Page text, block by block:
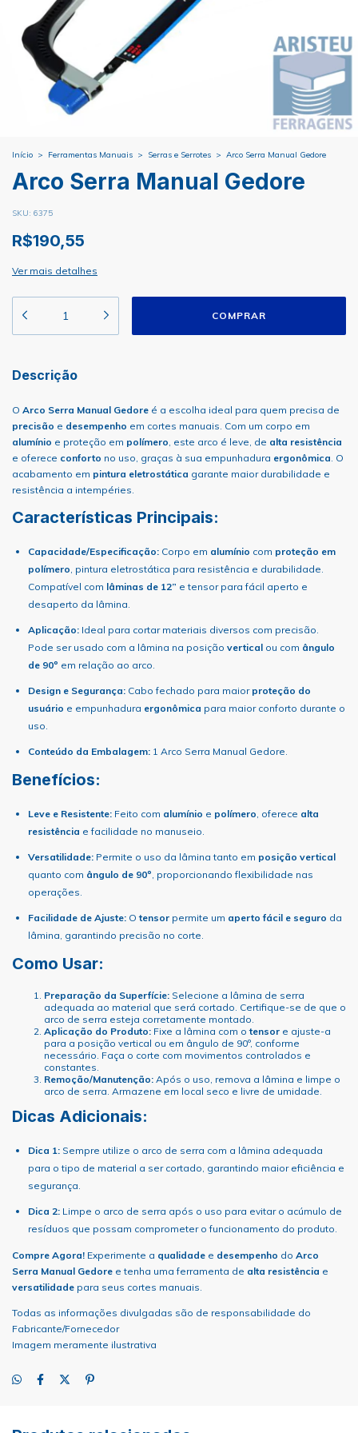
Início > Ferramentas Manuais > Serras e Serrotes > Arco Serra Manual Gedore
Arco Serra Manual Gedore
SKU: 6375
R$190,55
Ver mais detalhes
Descrição
O Arco Serra Manual Gedore é a escolha ideal para quem precisa de
precisão e desempenho em cortes manuais. Com um corpo em
alumínio e proteção em polímero, este arco é leve, de alta resistência
e oferece conforto no uso, graças à sua empunhadura ergonômica. O
acabamento em pintura eletrostática garante maior durabilidade e
resistência a intempéries.
Características Principais:
Capacidade/Especificação: Corpo em alumínio com proteção em
polímero, pintura eletrostática para resistência e durabilidade.
Compatível com lâminas de 12” e tensor para fácil aperto e
desaperto da lâmina.
Aplicação: Ideal para cortar materiais diversos com precisão.
Pode ser usado com a lâmina na posição vertical ou com ângulo
de 90º em relação ao arco.
Design e Segurança: Cabo fechado para maior proteção do
usuário e empunhadura ergonômica para maior conforto durante o
uso.
Conteúdo da Embalagem: 1 Arco Serra Manual Gedore.
Benefícios:
Leve e Resistente: Feito com alumínio e polímero, oferece alta
resistência e facilidade no manuseio.
Versatilidade: Permite o uso da lâmina tanto em posição vertical
quanto com ângulo de 90º, proporcionando flexibilidade nas
operações.
Facilidade de Ajuste: Otensor permite um aperto fácil e seguro da
lâmina, garantindo precisão no corte.
Como Usar:
Preparação da Superfície: Selecione a lâmina de serra
adequada ao material que será cortado. Certifique-se de que o
arco de serra esteja corretamente montado.
Aplicação do Produto: Fixe a lâmina com otensor e ajuste-a
para a posição vertical ou em ângulo de 90º, conforme
necessário. Faça o corte com movimentos controlados e
constantes.
Remoção/Manutenção: Após o uso, remova a lâmina e limpe o
arco de serra. Armazene em local seco e livre de umidade.
Dicas Adicionais:
Dica 1: Sempre utilize o arco de serra com a lâmina adequada
para o tipo de material a ser cortado, garantindo maior eficiência e
segurança.
Dica 2: Limpe o arco de serra após o uso para evitar o acúmulo de
resíduos que possam comprometer o funcionamento do produto.
Compre Agora! Experimente a qualidade e desempenho do Arco
Serra Manual Gedore e tenha uma ferramenta de alta resistência e
versatilidade para seus cortes manuais.
Todas as informações divulgadas são de responsabilidade do
Fabricante/Fornecedor
Imagem meramente ilustrativa